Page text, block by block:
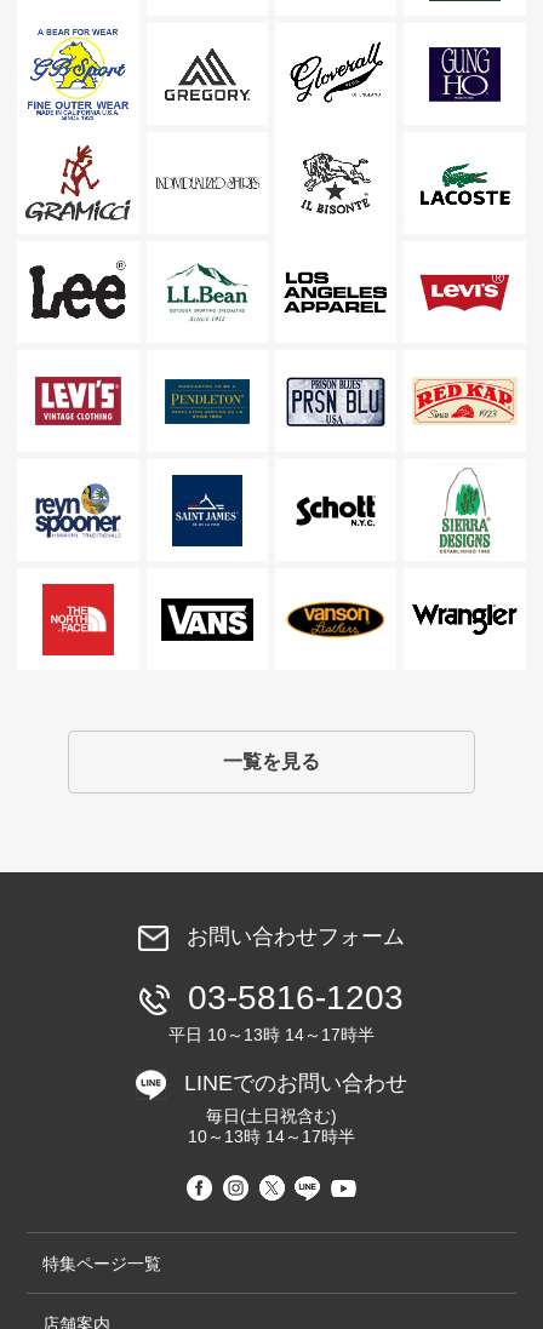
一覧を見る
お問い合わせフォーム
03-5816-1203
平日 10～13時 14～17時半
LINEでのお問い合わせ
毎日(土日祝含む)
10～13時 14～17時半
特集ページ一覧
店舗案内